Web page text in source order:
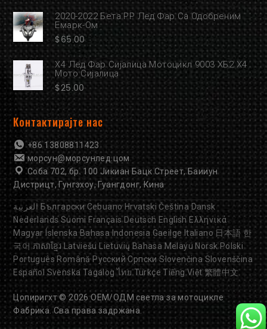
2020-2022 Бета РР Лед Фар Са Одобреним
Емарк-Ом
$65.00
Х4 Лед Фар Сијалица Мотоцикл 9003 ХБ2 Х4
Мото Сијалица
$25.00
Контактирајте нас
+86 13808811423
морсун@морсунлед.цом
Соба 702, бр. 100 Јикиан Бацк Стреет, Баииун
Дистрицт, Гунгзхоу, Гуангдонг, Кина
العربية Български Cebuano Hrvatski Čeština Dansk
Nederlands Suomi Français Deutsch English Ελληνικά
Magyar Íslenska Bahasa Indonesia Gaeilge Italiano 日本語 한
국어 ភាសាខ្មែរ Latviešu Lietuvių Bahasa Melayu Norsk Polski
Português Română Русский Српски Slovenčina Slovenščina
Español Svenska Tagalog ไทย Türkçe Tiếng Việt 繁體中文
Цопиригхт © 2026ОЕМ/ОДМ светла за мотоцикле
Фабрика. Сва права задржана.